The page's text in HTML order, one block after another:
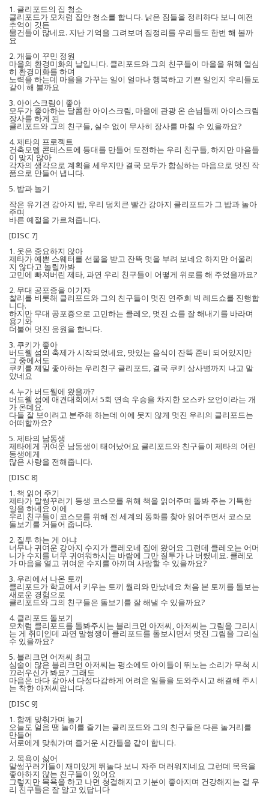
1. 클리포드의 집 청소
클리포드가 모처럼 집안 청소를 합니다. 낡은 짐들을 정리하다 보니 예전
추억이 깃든
물건들이 많네요. 지난 기억을 그려보며 짐정리를 우리들도 한번 해 볼까
요
2. 개들이 꾸민 정원
마을의 환경미화의 날입니다. 클리포드와 그의 친구들이 마을을 위해 열심
히 환경미화를 하며
노력을 하는데 마을을 가꾸는 일이 얼마나 행복하고 기쁜 일인지 우리들도
같이 해 볼까요
3. 아이스크림이 좋아
모두가 좋아하는 달콤한 아이스크림, 마을에 관광 온 손님들께 아이스크림
장사를 하게 된
클리포드와 그의 친구들, 실수 없이 무사히 장사를 마칠 수 있을까요?
4. 제타의 프로젝트
건축모델 콘테스트에 등대를 만들어 도전하는 우리 친구들, 하지만 마음들
이 맞지 않아
각자의 생각으로 계획을 세우지만 결국 모두가 합심하는 마음으로 멋진 작
품으로 만들어 냅니다.
5. 밥과 놀기
작은 유기견 강아지 밥, 우리 덩치큰 빨간 강아지 클리포드가 그 밥과 놀아
주며
바른 예절을 가르쳐줍니다.
[DISC 7]
1. 옷은 중요하지 않아
제타가 예쁜 스웨터를 선물을 받고 잔뜩 멋을 부려 보네요 하지만 어울리
지 않다고 놀릴까봐
고민에 빠져버린 제타, 과연 우리 친구들이 어떻게 위로를 해 주었을까요?
2. 무대 공포증을 이기자
찰리를 비롯해 클리포드와 그의 친구들이 멋진 연주회 빅 레드쇼를 진행합
니다.
하지만 무대 공포증으로 고민하는 클레오, 멋진 쇼를 잘 해내기를 바라며
용기와
더불어 멋진 응원을 합니다.
3. 쿠키가 좋아
버드웰 섬의 축제가 시작되었네요, 맛있는 음식이 잔뜩 준비 되어있지만
그 중에서도
쿠키를 제일 좋아하는 우리친구 클리포드, 결국 쿠키 상사병까지 나고 말
았네요
4. 누가 버드웰에 왔을까?
버드웰 섬에 애견대회에서 5회 연속 우승을 차지한 오스카 오언이라는 개
가 온데요.
다들 잘 보이려고 분주해 하는데 이에 못지 않게 멋진 우리의 클리포드는
어떠할까요?
5. 제타의 남동생
제타에게 귀여운 남동생이 태어났어요 클리포드와 친구들이 제타의 어린
동생에게
많은 사랑을 전해줍니다.
[DISC 8]
1. 책 읽어 주기
제타가 말썽꾸러기 동생 코스모를 위해 책을 읽어주며 돌봐 주는 기특한
일을 하네요 이에
우리 친구들이 코스모를 위해 전 세계의 동화를 찾아 읽어주면서 코스모
돌보기를 거들어 줍니다.
2. 질투 하는 게 아냐
너무나 귀여운 강아지 수지가 클레오네 집에 왔어요 그런데 클레오는 어머
니가 수지를 너무 귀여워하시는 바람에 그만 질투가 나 버렸네요. 클레오
가 마음을 열고 귀여운 수지를 아끼며 사랑할 수 있을까요?
3. 우리에서 나온 토끼
클리포드가 학교에서 키우는 토끼 월리와 만났네요 처음 본 토끼를 돌보는
새로운 경험으로
클리포드와 그의 친구들은 돌보기를 잘 해낼 수 있을까요?
4. 클리포드 돌보기
모처럼 클리포드를 돌봐주시는 블리크먼 아저씨, 아저씨는 그림을 그리시
는 게 취미인데 과연 말썽쟁이 클리포드를 돌보시면서 멋진 그림을 그리실
수 있을까요?
5. 블리크먼 어저씨 최고
심술이 많은 블리크먼 아저씨는 평소에도 아이들이 뛰노는 소리가 무척 시
끄러우신가 봐요? 그래도
마음은 바다 같아서 다정다감하게 어려운 일들을 도와주시고 해결해 주시
는 착한 아저씨랍니다.
[DISC 9]
1. 함께 맞춰가며 놀기
오늘도 얼음 땡 놀이를 즐기는 클리포드와 그의 친구들은 다른 놀거리를
만들어
서로에게 맞춰가며 즐거운 시간들을 같이 합니다.
2. 목욕이 싫어
말썽꾸러기들이 재미있게 뛰놀다 보니 자주 더러워지네요 그런데 목욕을
좋아하지 않는 친구들이 있어요
그렇지만 목욕을 하고 나면 청결해지고 기분이 좋아지며 건강해지는 걸 우
리 친구들은 잘 알고 있답니다